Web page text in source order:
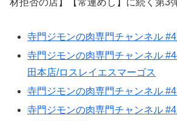
寺門ジモンの肉専門チャンネル
寺門ジモンの肉専門チャンネル
田本店/ロスレイエスマーゴス
寺門ジモンの肉専門チャンネル
寺門ジモンの肉専門チャンネル